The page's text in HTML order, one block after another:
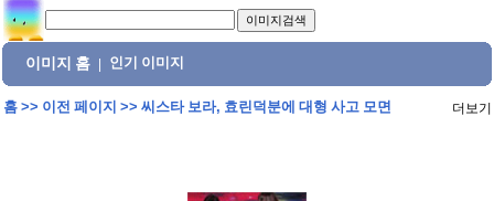
이미지 홈 인기 이미지
홈>> 이전 페이지 >> 씨스타 보라, 효린덕분에 대형 사고 모면 더보기